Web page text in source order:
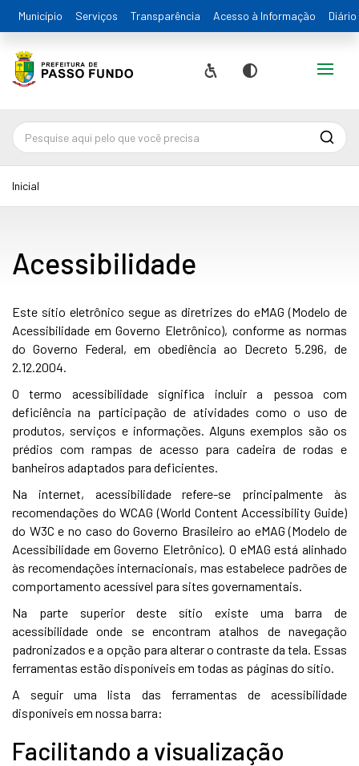
Município Serviços Transparência Acesso à Informação
Acessibilidade
Contraste
Alternar
Inicial
Acessibilidade
Este sítio eletrônico segue as diretrizes do eMAG (Modelo de
Acessibilidade em Governo Eletrônico), conforme as normas
do Governo Federal, em obediência ao Decreto 5.296, de
2.12.2004.
O termo acessibilidade significa incluir a pessoa com
deficiência na participação de atividades como o uso de
produtos, serviços e informações. Alguns exemplos são os
prédios com rampas de acesso para cadeira de rodas e
banheiros adaptados para deficientes.
Na internet, acessibilidade refere-se principalmente às
recomendações do WCAG (World Content Accessibility Guide)
do W3C e no caso do Governo Brasileiro ao eMAG (Modelo de
Acessibilidade em Governo Eletrônico). O eMAG está alinhado
às recomendações internacionais, mas estabelece padrões de
comportamento acessível para sites governamentais.
Na parte superior deste sítio existe uma barra de
acessibilidade onde se encontram atalhos de navegação
padronizados e a opção para alterar o contraste da tela. Essas
ferramentas estão disponíveis em todas as páginas do sítio.
A seguir uma lista das ferramentas de acessibilidade
disponíveis em nossa barra:
Facilitando a visualização